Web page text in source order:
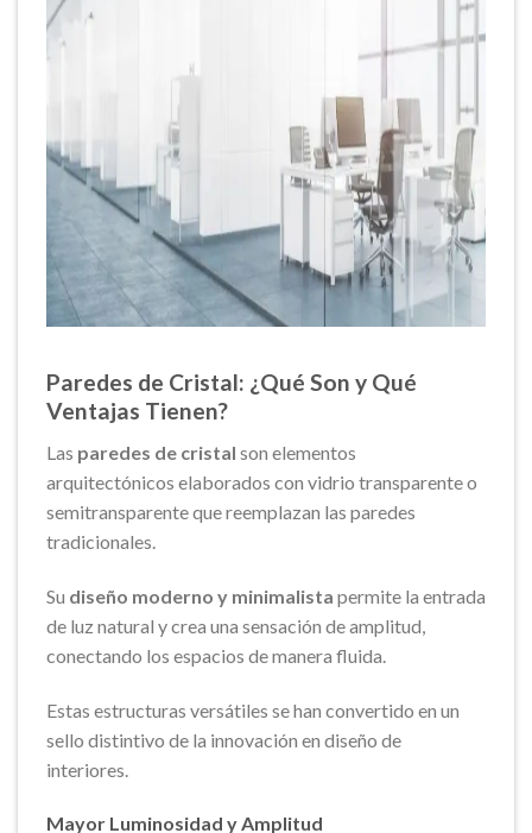
Paredes de Cristal: ¿Qué Son y Qué
Ventajas Tienen?
Las paredes de cristal son elementos
arquitectónicos elaborados con vidrio transparente o
semitransparente que reemplazan las paredes
tradicionales.
Su diseño moderno y minimalista permite la entrada
de luz natural y crea una sensación de amplitud,
conectando los espacios de manera fluida.
Estas estructuras versátiles se han convertido en un
sello distintivo de la innovación en diseño de
interiores.
Mayor Luminosidad y Amplitud